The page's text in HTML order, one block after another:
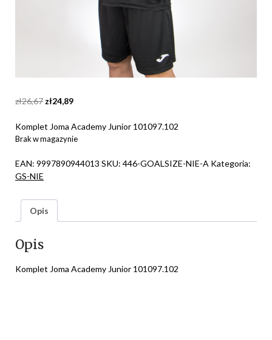
zł26,67 Original
was:
zł26,67.
zł24,89Current
is:
zł24,89.
Komplet Joma Academy Junior 101097.102
Brak w magazynie
EAN: 9997890944013 SKU: 446-GOALSIZE-NIE-A Kategoria:
GS-NIE
Opis
Opis
Komplet Joma Academy Junior 101097.102